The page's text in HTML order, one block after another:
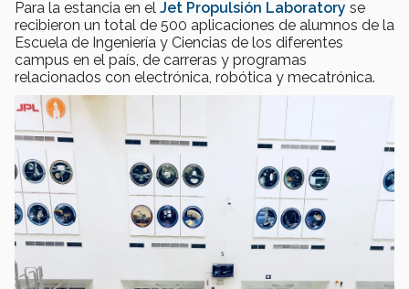
Para la estancia en el Jet Propulsión Laboratory se
recibieron un total de 500 aplicaciones de alumnos de la
Escuela de Ingeniería y Ciencias de los diferentes
campus en el país, de carreras y programas
relacionados con electrónica, robótica y mecatrónica.